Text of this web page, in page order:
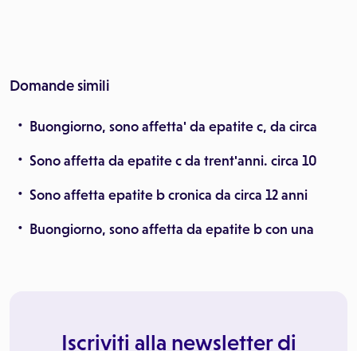
Domande simili
Buongiorno, sono affetta' da epatite c, da circa
Sono affetta da epatite c da trent'anni. circa 10
Sono affetta epatite b cronica da circa 12 anni
Buongiorno, sono affetta da epatite b con una
Iscriviti alla newsletter di